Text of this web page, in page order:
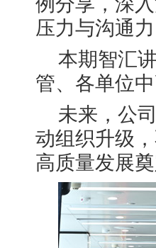
压力与沟通
本期智汇
管、各单位
未来，公
动组织升级
高质量发展